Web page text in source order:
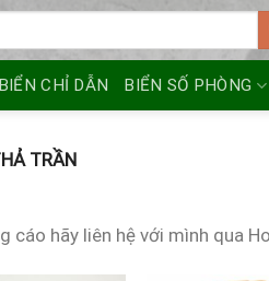
BIỂN CHỈ DẪN BIỂN SỐ PHÒNG
TRẦN
cáo hãy liên hệ với mình qua